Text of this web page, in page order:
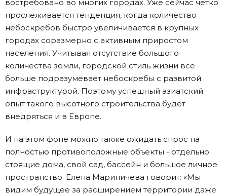
востребовано во многих городах. Уже сейчас четко
прослеживается тенденция, когда количество
небоскребов быстро увеличивается в крупных
городах соразмерно с активным приростом
населения. Учитывая отсутствие большого
количества земли, городской стиль жизни все
больше подразумевает небоскребы с развитой
инфраструктурой. Поэтому успешный азиатский
опыт такого высотного строительства будет
внедряться и в Европе.
И на этом фоне можно также ожидать спрос на
полностью противоположные объекты - отдельно
стоящие дома, свой сад, бассейн и большое личное
пространство. Елена Мариничева говорит: «Мы
видим будущее за расширением территории даже